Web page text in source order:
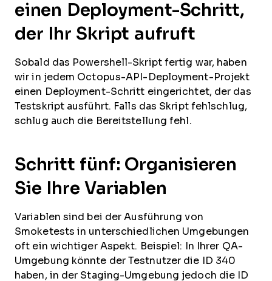
einen Deployment-Schritt,
der Ihr Skript aufruft
Sobald das Powershell-Skript fertig war, haben
wir in jedem Octopus-API-Deployment-Projekt
einen Deployment-Schritt eingerichtet, der das
Testskript ausführt. Falls das Skript fehlschlug,
schlug auch die Bereitstellung fehl.
Schritt fünf: Organisieren
Sie Ihre Variablen
Variablen sind bei der Ausführung von
Smoketests in unterschiedlichen Umgebungen
oft ein wichtiger Aspekt. Beispiel: In Ihrer QA-
Umgebung könnte der Testnutzer die ID 340
haben, in der Staging-Umgebung jedoch die ID